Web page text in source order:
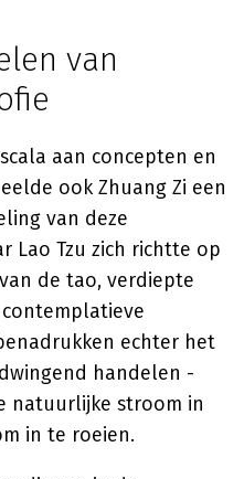
van
aan concepten en
ook Zhuang Zi een
van deze
Lao Tzu zich richtte op
de tao, verdiepte
echter het
handelen -
natuurlijke stroom in
in te roeien.